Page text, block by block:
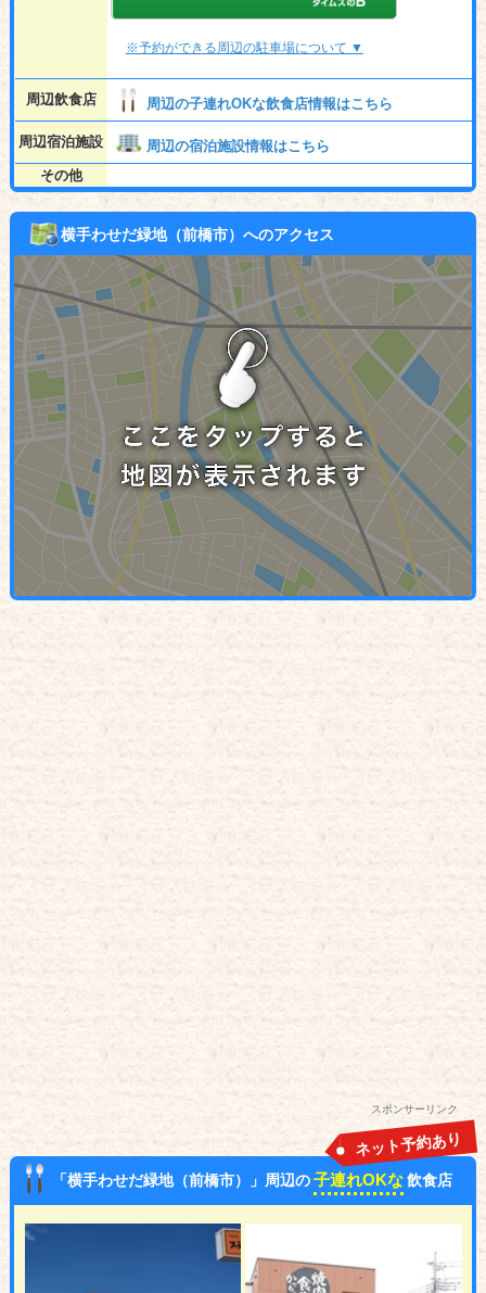
※予約ができる周辺の駐車場について ▼
周辺飲食店 周辺の子連れOKな飲食店情報はこちら
周辺宿泊施設
周辺の宿泊施設情報はこちら
その他
横手わせだ緑地（前橋市）へのアクセス
スポンサーリンク
「横手わせだ緑地（前橋市）」周辺の子連れOKな 飲食店
ネット予約あり